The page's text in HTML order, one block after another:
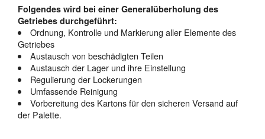
Folgendes wird bei einer Generalüberholung des
Getriebes durchgeführt:
Ordnung, Kontrolle und Markierung aller Elemente des
Getriebes
Austausch von beschädigten Teilen
Austausch der Lager und ihre Einstellung
Regulierung der Lockerungen
Umfassende Reinigung
Vorbereitung des Kartons für den sicheren Versand auf
der Palette.